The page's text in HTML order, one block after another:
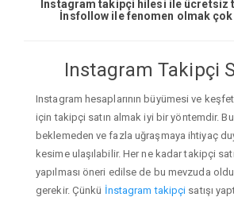
Instagram takipçi hilesi ile ücretsiz
İnsfollow ile fenomen olmak çok
Instagram Takipçi
Instagram hesaplarının büyümesi ve
için takipçi satın almak iyi bir yöntemdir.
beklemeden ve fazla uğraşmaya ihtiyaç
kesime ulaşılabilir. Her ne kadar takipçi
yapılması öneri edilse de bu mevzuda
gerekir. Çünkü İnstagram takipçi satışı